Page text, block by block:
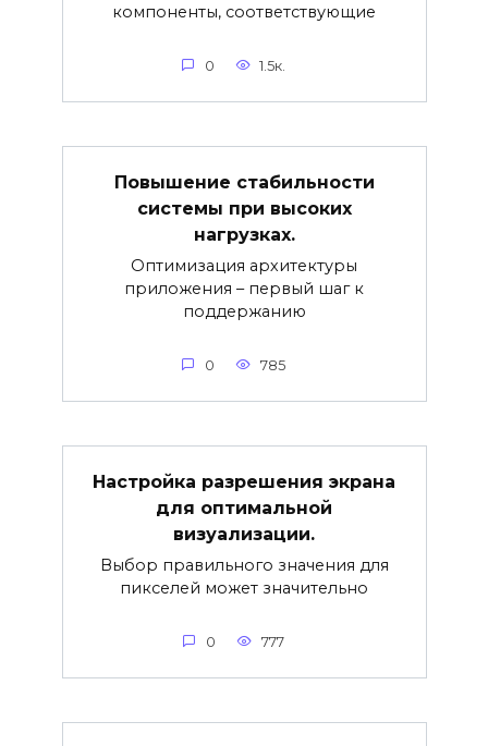
компоненты, соответствующие
0 1.5к.
Повышение стабильности
системы при высоких
нагрузках.
Оптимизация архитектуры
приложения – первый шаг к
поддержанию
0 785
Настройка разрешения экрана
для оптимальной
визуализации.
Выбор правильного значения для
пикселей может значительно
0 777